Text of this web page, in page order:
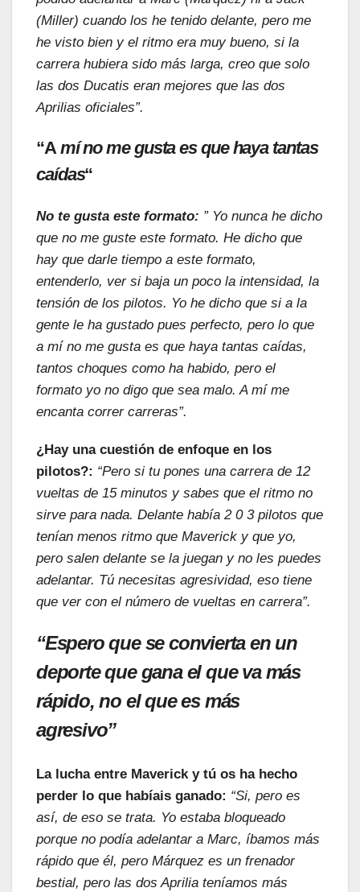
(Miller) cuando los he tenido delante, pero me
he visto bien y el ritmo era muy bueno, si la
carrera hubiera sido más larga, creo que solo
las dos Ducatis eran mejores que las dos
Aprilias oficiales”.
“Amí no me gusta es que haya tantas
caídas“
No te gusta este formato: ” Yo nunca he dicho
que no me guste este formato. He dicho que
hay que darle tiempo a este formato,
entenderlo, ver si baja un poco la intensidad, la
tensión de los pilotos. Yo he dicho que si a la
gente le ha gustado pues perfecto, pero lo que
a mí no me gusta es que haya tantas caídas,
tantos choques como ha habido, pero el
formato yo no digo que sea malo. A mí me
encanta correr carreras”.
¿Hay una cuestión de enfoque en los
pilotos?: “Pero si tu pones una carrera de 12
vueltas de 15 minutos y sabes que el ritmo no
sirve para nada. Delante había 2 0 3 pilotos que
tenían menos ritmo que Maverick y que yo,
pero salen delante se la juegan y no les puedes
adelantar. Tú necesitas agresividad, eso tiene
que ver con el número de vueltas en carrera”.
“Espero que se convierta en un
deporte que gana el que va más
rápido, no el que es más
agresivo”
La lucha entre Maverick y tú os ha hecho
perder lo que habíais ganado: “Si, pero es
así, de eso se trata. Yo estaba bloqueado
porque no podía adelantar a Marc, íbamos más
rápido que él, pero Márquez es un frenador
bestial, pero las dos Aprilia teníamos más